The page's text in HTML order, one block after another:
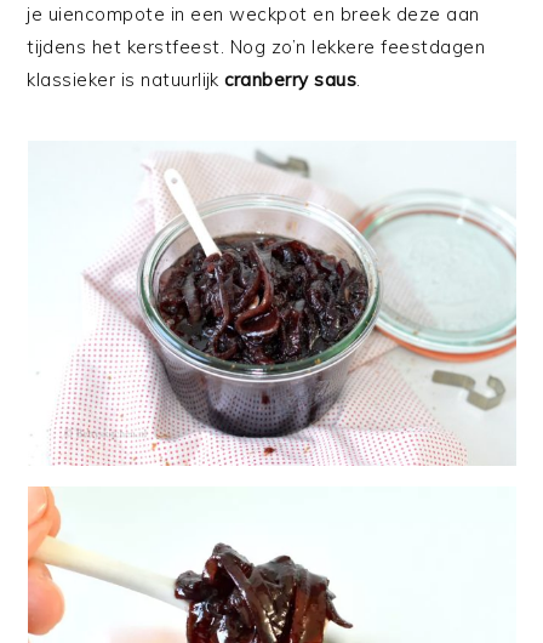
je uiencompote in een weckpot en breek deze aan
tijdens het kerstfeest. Nog zo’n lekkere feestdagen
klassieker is natuurlijkcranberry saus.